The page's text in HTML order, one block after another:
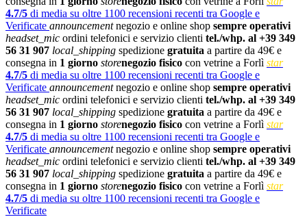
4.7/5 di media su oltre 1100 recensioni recenti tra Google e
Verificate announcementnegozio e online shop sempre operativi
headset_mic ordini telefonici e servizio clienti tel./whp. al +39 349
56 31 907 local_shipping spedizione gratuita a partire da 49€ e
consegna in 1 giorno storenegozio fisico con vetrine a Forlì star
4.7/5 di media su oltre 1100 recensioni recenti tra Google e
Verificate announcementnegozio e online shop sempre operativi
headset_mic ordini telefonici e servizio clienti tel./whp. al +39 349
56 31 907 local_shipping spedizione gratuita a partire da 49€ e
consegna in 1 giorno storenegozio fisico con vetrine a Forlì star
4.7/5 di media su oltre 1100 recensioni recenti tra Google e
Verificate announcementnegozio e online shop sempre operativi
headset_mic ordini telefonici e servizio clienti tel./whp. al +39 349
56 31 907 local_shipping spedizione gratuita a partire da 49€ e
consegna in 1 giorno storenegozio fisico con vetrine a Forlì star
4.7/5 di media su oltre 1100 recensioni recenti tra Google e
Verificate